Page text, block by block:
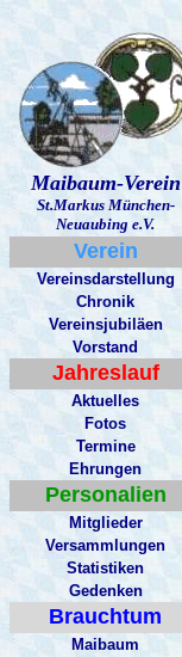
Maibaum-Verein
St.Markus München-
Neuaubing e.V.
Verein
Vereinsdarstellung
Chronik
Vereinsjubiläen
Vorstand
Jahreslauf
Aktuelles
Fotos
Termine
Ehrungen
Personalien
Mitglieder
Versammlungen
Statistiken
Gedenken
Brauchtum
Maibaum